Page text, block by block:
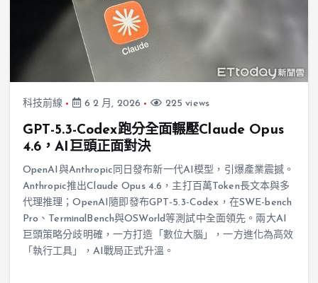
科技前線 6 2 月, 2026 225 views
GPT-5.3-Codex跑分全面輾壓Claude Opus
4.6，AI巨頭正面對決
OpenAI與Anthropic同日發布新一代AI模型，引爆產業震撼。
Anthropic推出Claude Opus 4.6，主打百萬Token長文本與多
代理推理；OpenAI隨即發布GPT-5.3-Codex，在SWE-bench
Pro、TerminalBench與OSWorld等測試中全面領先。兩大AI
巨頭策略分歧明確，一方打造「數位大腦」，一方進化為高效
「執行工具」，AI戰局正式升溫。